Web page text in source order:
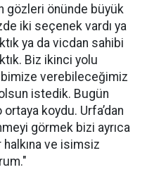
gözleri önünde büyük
iki seçenek vardı ya
ya da vicdan sahibi
Biz ikinci yolu
verebileceğimiz
istedik. Bugün
koydu. Urfa’dan
görmek bizi ayrıca
halkına ve isimsiz